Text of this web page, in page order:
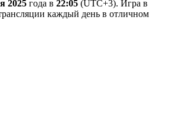
2025 года в 22:05 (UTC+3). Игра в
каждый день в отличном